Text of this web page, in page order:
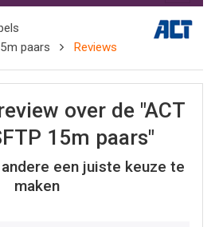
paars
Reviews
over de "ACT
15m paars"
een juiste keuze te
maken